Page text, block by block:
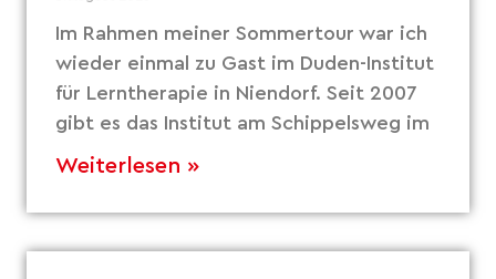
Im Rahmen meiner Sommertour war ich
wieder einmal zu Gast im Duden-Institut
für Lerntherapie in Niendorf. Seit 2007
gibt es das Institut am Schippelsweg im
Weiterlesen »